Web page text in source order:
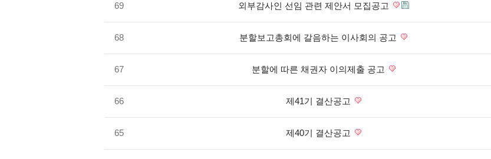
69 외부감사인 선임 관련 제안서 모집공고
68 분할보고총회에 갈음하는 이사회의 공고
67 분할에 따른 채권자 이의제출 공고
66 제41기 결산공고
65 제40기 결산공고